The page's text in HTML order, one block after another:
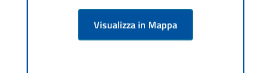
Visualizza in Mappa